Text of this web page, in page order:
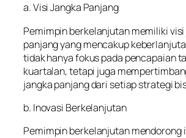
a. Visi Jangka Panjang
Pemimpin berkelanjutan memiliki
panjang yang mencakup
tidak hanya fokus pada pencapaian
kuartalan, tetapi juga
jangka panjang dari setiap strategi
b. Inovasi Berkelanjutan
Pemimpin berkelanjutan mendorong